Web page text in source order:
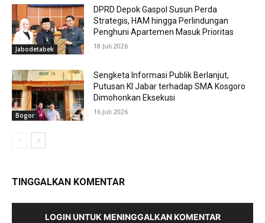
Jabodetabek
DPRD Depok Gaspol Susun Perda
Strategis, HAM hingga Perlindungan
Penghuni Apartemen Masuk Prioritas
18 Juli 2026
Bogor
Sengketa Informasi Publik Berlanjut,
Putusan KI Jabar terhadap SMA Kosgoro
Dimohonkan Eksekusi
16 Juli 2026
TINGGALKAN KOMENTAR
LOGIN UNTUK MENINGGALKAN KOMENTAR